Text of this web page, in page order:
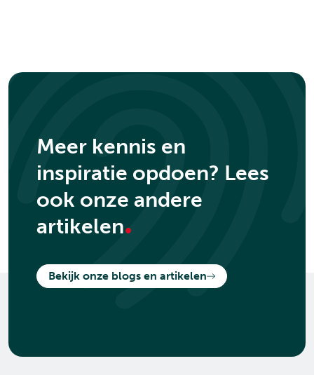
Meer kennis en
inspiratie opdoen? Lees
ook onze andere
artikelen.
Bekijk onze blogs en artikelen